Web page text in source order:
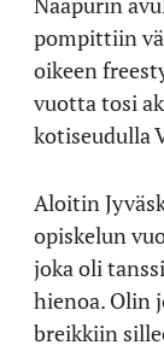
pompittiin
oikeen
vuotta tosi
kotiseudulla
Aloitin
opiskelun
joka oli
hienoa. Olin
breikkiin